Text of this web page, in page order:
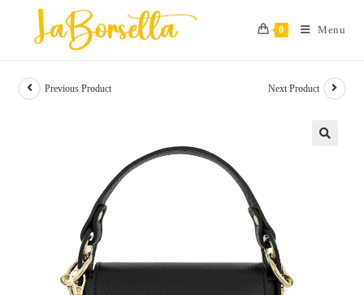
0 Menu
Previous Product Next Product